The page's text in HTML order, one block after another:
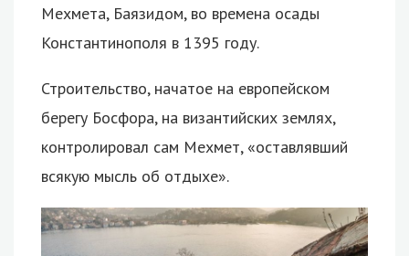
Мехмета, Баязидом, во времена осады
Константинополя в 1395 году.
Строительство, начатое на европейском
берегу Босфора, на византийских землях,
контролировал сам Мехмет, «оставлявший
всякую мысль об отдыхе».